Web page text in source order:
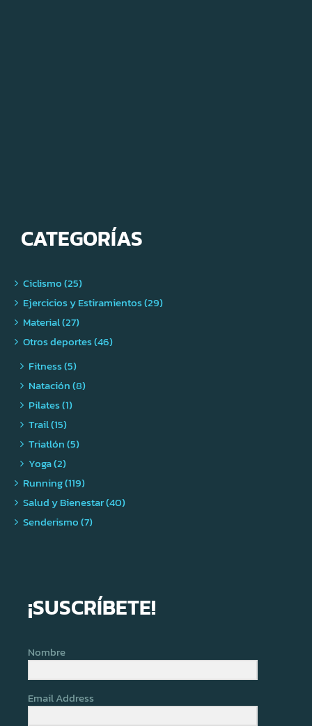
CATEGORÍAS
Ciclismo (25)
Ejercicios y Estiramientos (29)
Material (27)
Otros deportes (46)
Fitness (5)
Natación (8)
Pilates (1)
Trail (15)
Triatlón (5)
Yoga (2)
Running (119)
Salud y Bienestar (40)
Senderismo (7)
¡SUSCRÍBETE!
Nombre
Email Address